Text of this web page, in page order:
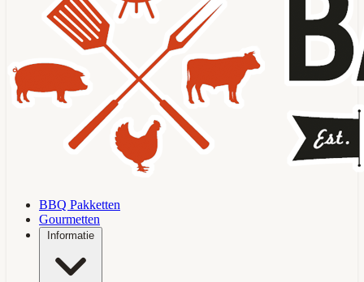
BBQ Pakketten
Gourmetten
Informatie